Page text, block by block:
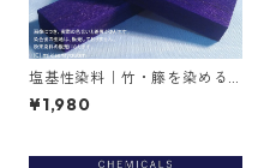
塩基性染料｜竹・籐を染める
｜20g｜メチルバイオレット
ピュアスペシャル（紫色）
¥1,980